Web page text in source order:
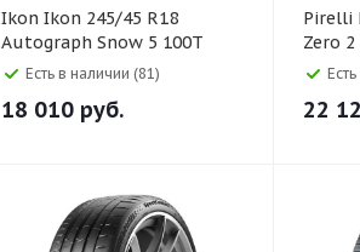
Ikon Ikon 245/45 R18
Autograph Snow 5 100T
Есть в наличии (81)
18 010 руб.
Pirelli Pirelli 245/45 R18 Ice
Zero
22